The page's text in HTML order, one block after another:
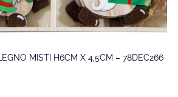
MISTI H6CM X 4,5CM – 78DEC266